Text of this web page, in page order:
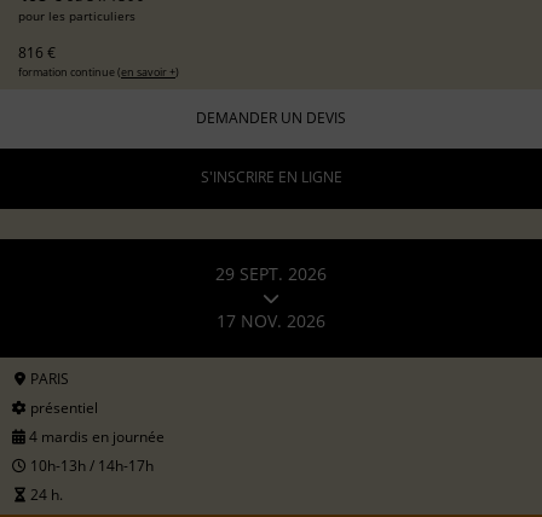
pour les particuliers
816 €
formation continue (en savoir +)
DEMANDER UN DEVIS
S'INSCRIRE EN LIGNE
29 SEPT. 2026
17 NOV. 2026
PARIS
présentiel
4 mardis en journée
10h-13h / 14h-17h
24 h.